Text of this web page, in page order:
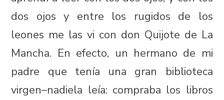
dos ojos y entre los rugidos de los
leones me las vi con don Quijote de La
Mancha. En efecto, un hermano de mi
padre que tenía una gran biblioteca
virgen–nadiela leía: compraba los libros